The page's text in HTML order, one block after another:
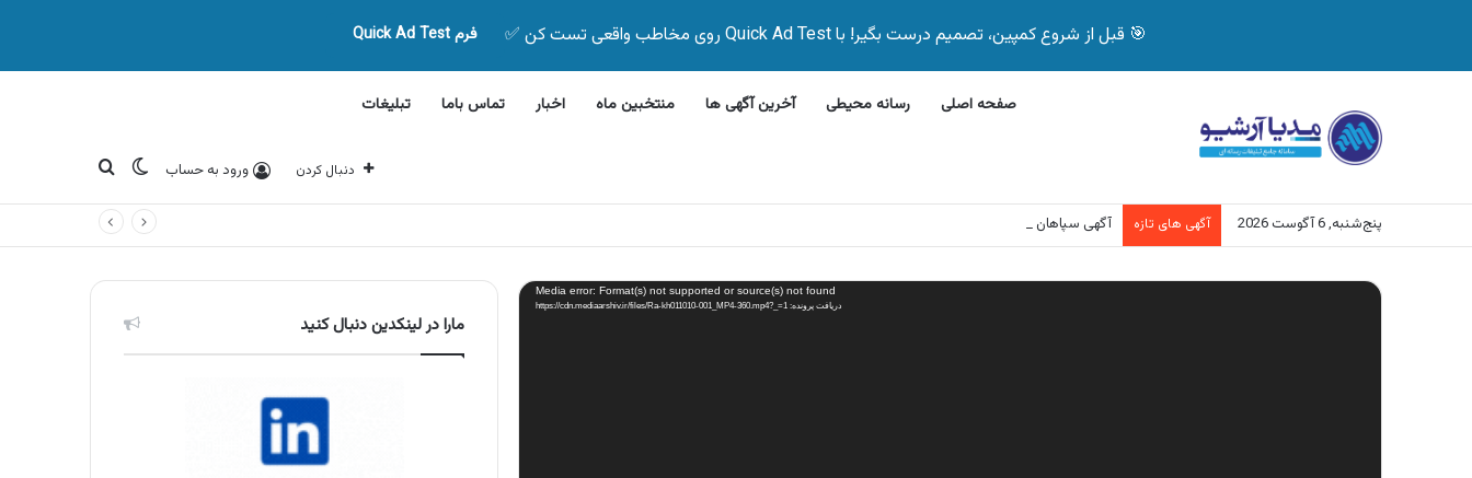
🎯 قبل از شروع کمپین، تصمیم درست بگیر! با Quick Ad Test روی مخاطب واقعی تست کن ✅ فرم Quick Ad Test
صفحه اصلی رسانه محیطی آخرین آگهی ها منتخبین ماه اخبار تماس باما تبلیغات
دنبال کردن ورود به حساب تغییر پوسته
جستجو برای
پنج‌شنبه, 6 آگوست 2026 آگهی های تازه آگهی سپاهان باتری، خدمات تحویل در محل باتری اوربیتال
نمایشگر
ویدیو Media error: Format(s) not supported or source(s) not found
دریافت پرونده: https://cdn.mediaarshiv.ir/files/Ra-kh011010-001_MP4-360.mp4?_=1
مارا در لینکدین دنبال کنید